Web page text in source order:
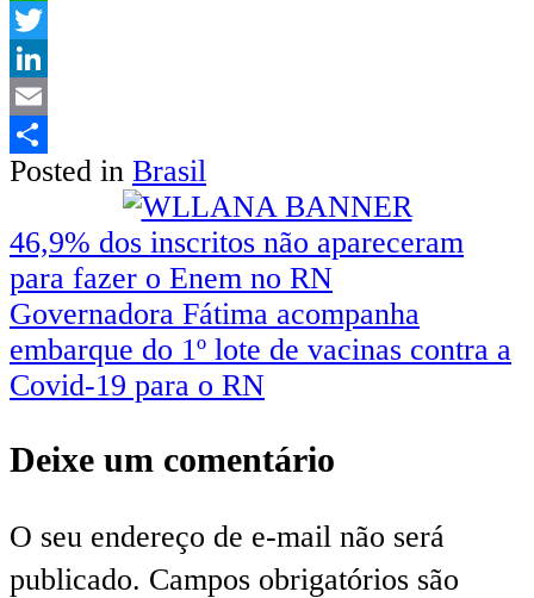
WhatsApp
Twitter
LinkedIn
Email
Share
Posted in Brasil
46,9% dos inscritos não apareceram
para fazer o Enem no RN
Governadora Fátima acompanha
embarque do 1º lote de vacinas contra a
Covid-19 para o RN
Deixe um comentário
O seu endereço de e-mail não será
publicado. Campos obrigatórios são